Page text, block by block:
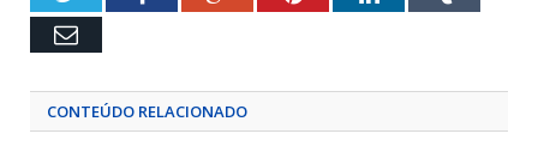
Email
CONTEÚDO RELACIONADO